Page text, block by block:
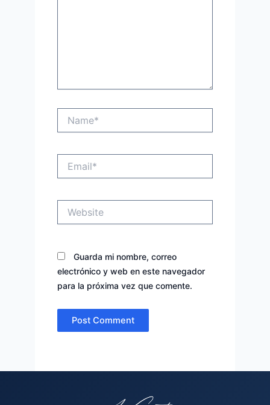
Guarda mi nombre, correo
electrónico y web en este navegador
para la próxima vez que comente.